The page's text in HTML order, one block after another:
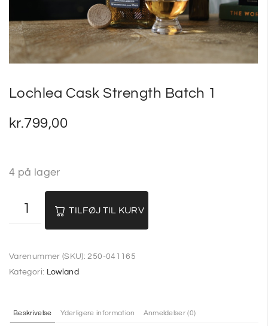
Lochlea Cask Strength Batch 1
kr.799,00
4 på lager
TILFØJ TIL KURV
Varenummer (SKU):250-041165
Kategori: Lowland
Beskrivelse Yderligere information Anmeldelser (0)